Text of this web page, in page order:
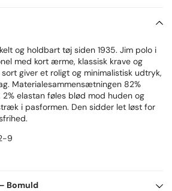
og holdbart tøj siden 1935. Jim polo i
med kort ærme, klassisk krave og
giver et roligt og minimalistisk udtryk,
Materialesammensætningen 82%
2% elastan føles blød mod huden og
i pasformen. Den sidder let løst for
9
– Bomuld